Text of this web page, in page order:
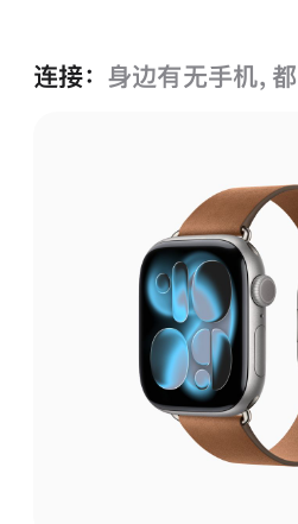
连接： 身边有无手机，